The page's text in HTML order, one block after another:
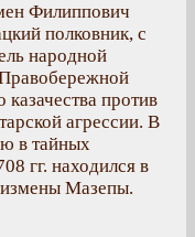
Филиппович
полковник, с
народной
против
агрессии. В
в тайных
гг. находился в
измены Мазепы.